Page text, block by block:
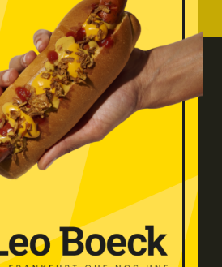
Montcada i Reixac Barcelona Spain
| info@leoboeck.com